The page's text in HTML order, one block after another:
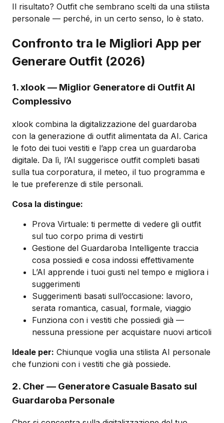
Il risultato? Outfit che sembrano scelti da una stilista
personale — perché, in un certo senso, lo è stato.
Confronto tra le Migliori App per
Generare Outfit (2026)
1. xlook — Miglior Generatore di Outfit AI
Complessivo
xlook combina la digitalizzazione del guardaroba
con la generazione di outfit alimentata da AI. Carica
le foto dei tuoi vestiti e l’app crea un guardaroba
digitale. Da lì, l’AI suggerisce outfit completi basati
sulla tua corporatura, il meteo, il tuo programma e
le tue preferenze di stile personali.
Cosa la distingue:
Prova Virtuale: ti permette di vedere gli outfit
sul tuo corpo prima di vestirti
Gestione del Guardaroba Intelligente traccia
cosa possiedi e cosa indossi effettivamente
L’AI apprende i tuoi gusti nel tempo e migliora i
suggerimenti
Suggerimenti basati sull’occasione: lavoro,
serata romantica, casual, formale, viaggio
Funziona con i vestiti che possiedi già —
nessuna pressione per acquistare nuovi articoli
Ideale per: Chiunque voglia una stilista AI personale
che funzioni con i vestiti che già possiede.
2. Cher — Generatore Casuale Basato sul
Guardaroba Personale